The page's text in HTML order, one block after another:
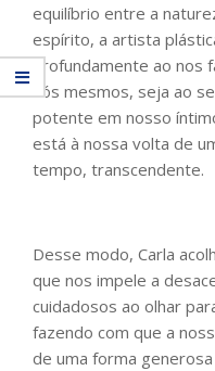
equilíbrio entre a
espírito, a artista
profundamente ao nos
nós mesmos, seja ao
potente em nosso
está à nossa volta de
tempo, transcendente.
Desse modo, Carla
que nos impele a
cuidadosos ao olhar
fazendo com que a
de uma forma